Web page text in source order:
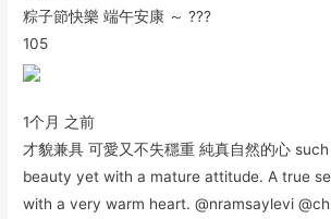
粽子節快樂 端午安康 ～ ???
105
1个月 之前
才貌兼具 可愛又不失穩重 純真自然的心
beauty yet with a mature attitude. A true
with a very warm heart. @nramsaylevi